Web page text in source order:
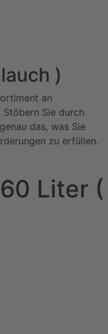
)
an
Stöbern Sie durch
das, was Sie
zu erfüllen.
Liter (